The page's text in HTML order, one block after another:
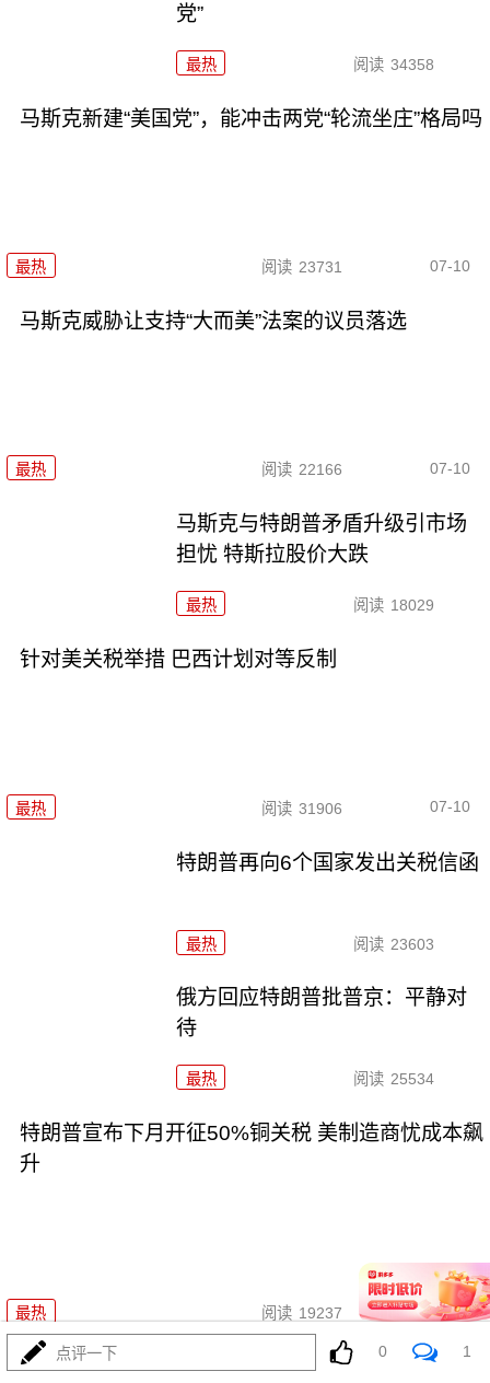
党”
最热 阅读 34358
马斯克新建“美国党”，能冲击两党“轮流坐庄”格局吗
最热 阅读 23731 07-10
马斯克威胁让支持“大而美”法案的议员落选
最热 阅读 22166 07-10
马斯克与特朗普矛盾升级引市场
担忧 特斯拉股价大跌
最热 阅读 18029
针对美关税举措 巴西计划对等反制
最热 阅读 31906 07-10
特朗普再向6个国家发出关税信函
最热 阅读 23603
俄方回应特朗普批普京：平静对
待
最热 阅读 25534
特朗普宣布下月开征50%铜关税 美制造商忧成本飙
升
最热 阅读 19237 07-10
欧盟气候监测机构：全球经历了
点评一下 0 1